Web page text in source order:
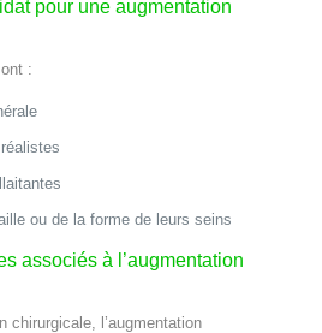
pour une augmentation
:
ou de la forme de leurs seins
associés à l’augmentation
chirurgicale, l’augmentation